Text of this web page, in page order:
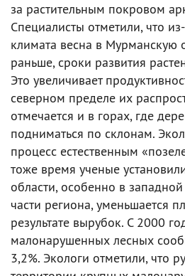
за растительным покровом
Специалисты отметили, что
климата весна в Мурманскую
раньше, сроки развития
Это увеличивает
северном пределе их
отмечается и в горах, где
подниматься по склонам.
процесс естественным
тоже время ученые
области, особенно в
части региона, уменьшается
результате вырубок. С 2000
малонарушенных лесных
3,2%. Экологи отметили, что